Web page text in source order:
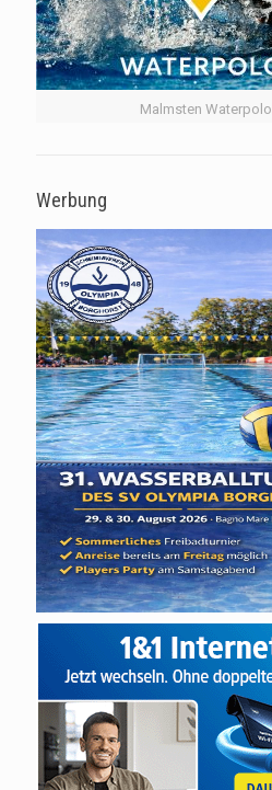
Malmsten Waterpolo
Werbung